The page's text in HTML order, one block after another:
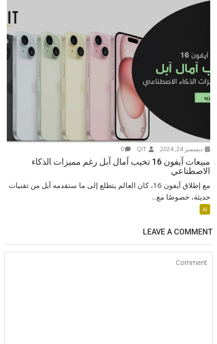
ديسمبر 24, 2024 QIT
0
مبيعات آيفون 16 تخيب آمال آبل رغم مميزات الذكاء
الاصطناعي
مع إطلاق آيفون 16، كان العالم يتطلع إلى ما ستقدمه آبل من تقنيات
حديثة، خصوصًا مع...
AI
LEAVE A COMMENT